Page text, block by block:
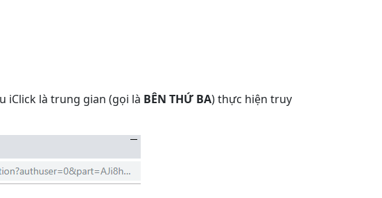
iClick là trung gian (gọi là BÊN THỨ BA) thực hiện truy